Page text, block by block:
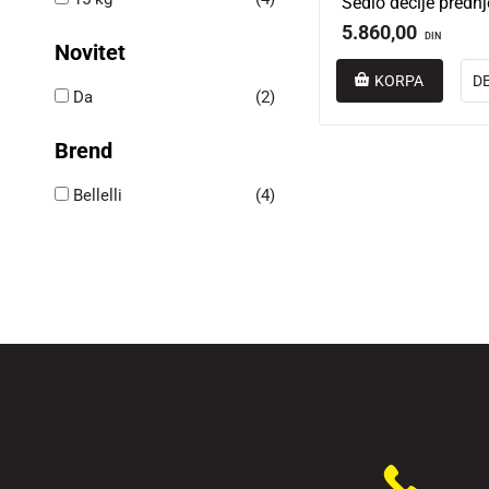
Novitet
(2)
Da
Brend
(4)
Bellelli
5.860,00 DIN
KORPA